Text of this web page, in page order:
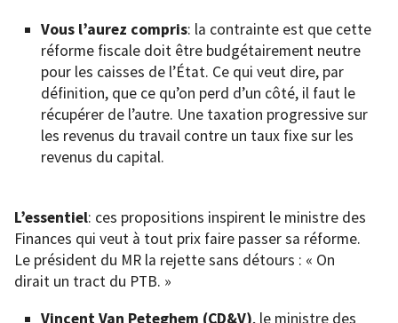
Vous l’aurez compris: la contrainte est que cette
réforme fiscale doit être budgétairement neutre
pour les caisses de l’État. Ce qui veut dire, par
définition, que ce qu’on perd d’un côté, il faut le
récupérer de l’autre. Une taxation progressive sur
les revenus du travail contre un taux fixe sur les
revenus du capital.
L’essentiel: ces propositions inspirent le ministre des
Finances qui veut à tout prix faire passer sa réforme.
Le président du MR la rejette sans détours : « On
dirait un tract du PTB. »
Vincent Van Peteghem (CD&V), le ministre des